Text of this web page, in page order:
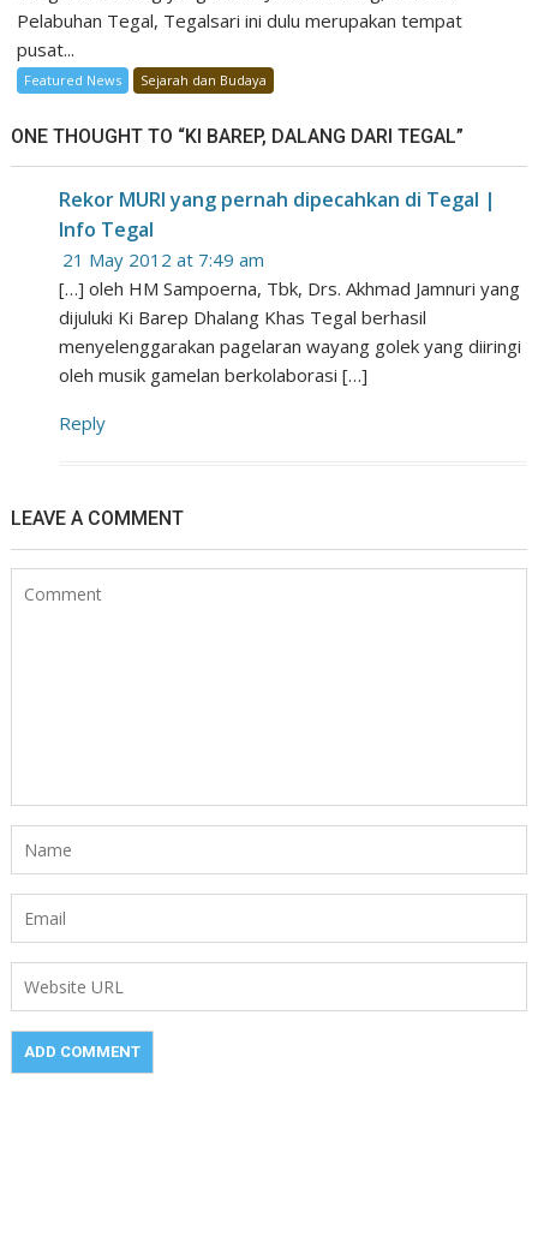
Pelabuhan Tegal, Tegalsari ini dulu merupakan tempat
pusat...
Featured News Sejarah dan Budaya
ONE THOUGHT TO “KI BAREP, DALANG DARI TEGAL”
Rekor MURI yang pernah dipecahkan di Tegal |
Info Tegal
21 May 2012 at 7:49 am
[…] oleh HM Sampoerna, Tbk, Drs. Akhmad Jamnuri yang
dijuluki Ki Barep Dhalang Khas Tegal berhasil
menyelenggarakan pagelaran wayang golek yang diiringi
oleh musik gamelan berkolaborasi […]
Reply
LEAVE A COMMENT